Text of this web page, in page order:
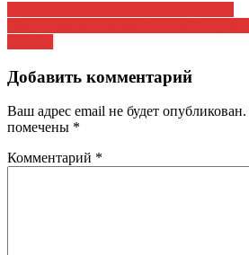
Навигация
по
Добавить комментарий
Ваш адрес email не будет опубликован.
помечены *
Комментарий *